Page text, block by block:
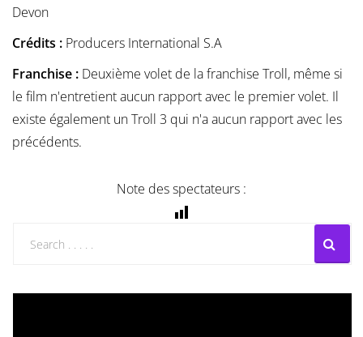
Devon
Crédits : Producers International S.A
Franchise : Deuxième volet de la franchise Troll, même si
le film n'entretient aucun rapport avec le premier volet. Il
existe également un Troll 3 qui n'a aucun rapport avec les
précédents.
Note des spectateurs :